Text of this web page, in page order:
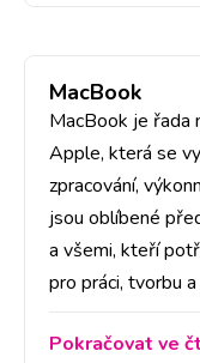
MacBook
MacBook je řada
Apple, která se
zpracování,
jsou oblíbené
a všemi, kteří
pro práci, tvorbu a
Pokračovat ve